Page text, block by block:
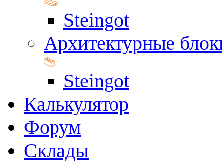
Steingot
Архитектурные
Steingot
Калькулятор
Форум
Склады